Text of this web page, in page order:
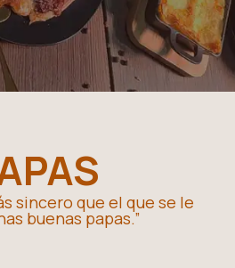
sincero que el que se le
buenas papas.”